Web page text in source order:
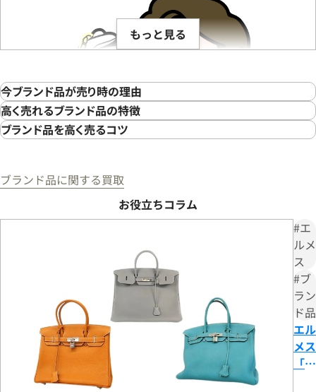
この度は「おたからや」でブランド品の買取をご利用いただ
き、誠にありがとうございました。お客様の大切なブランド
品にご満足いただける価格をご提示できましたこと、大変嬉
しく思います。私たちの目標は、常にお客様にご満足いただけ
る買取を提供することです。そのためには、各ブランドの歴史
や価値を深く理解し、最新の市場動向を常に把握することが
不可欠です。弊社では、お品物の状態やデザイン、付属品の有
もっと見る
今ブランド品が売り時の理由
01 ブランド品の定価が高くなっている
古くなると買取価格が下がることが多い
中古のブランド品の需要が高まっている
高く売れるブランド品の特徴
01 人気の高い定番モデル
希少性のある限定モデルや限定カラー
傷や使用感が少なく保存状態が良い
ブランド品を高く売るコツ
複数のブランド品を同時に査定に出す
ブランド品に関する買取
お役立ちコラム
#エ
ルメ
ス
#ブ
ラン
ド品
エル
メス
「バ